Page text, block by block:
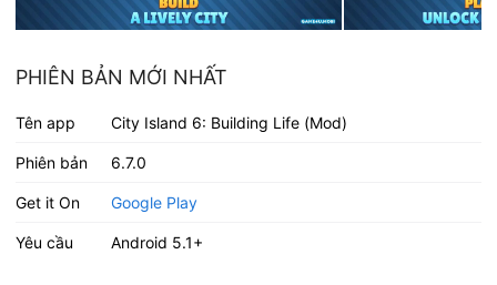
PHIÊN BẢN MỚI NHẤT
Tên app City Island 6: Building Life (Mod)
Phiên bản 6.7.0
Get it On Google Play
Yêu cầu Android 5.1+